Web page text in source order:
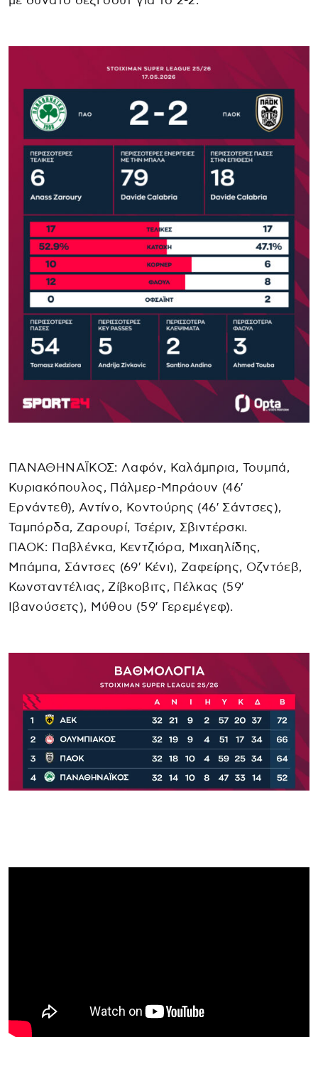
ΠΑΝΑΘΗΝΑΪΚΟΣ: Λαφόν, Καλάμπρια, Τουμπά,
Κυριακόπουλος, Πάλμερ-Μπράουν (46′
Ερνάντεθ), Αντίνο, Κοντούρης (46′ Σάντσες),
Ταμπόρδα, Ζαρουρί, Τσέριν, Σβιντέρσκι.
ΠΑΟΚ: Παβλένκα, Κεντζιόρα, Μιχαηλίδης,
Μπάμπα, Σάντσες (69′ Κένι), Ζαφείρης, Οζντόεβ,
Κωνσταντέλιας, Ζίβκοβιτς, Πέλκας (59′
Ιβανούσετς), Μύθου (59′ Γερεμέγεφ).